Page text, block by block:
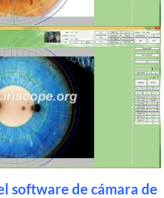
software de cámara de